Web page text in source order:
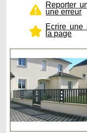
Reporter
une erreur
Ecrire une
la page